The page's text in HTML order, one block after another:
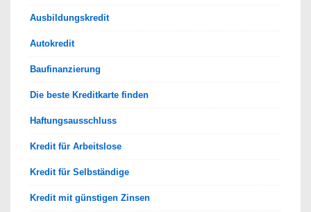
Ausbildungskredit
Autokredit
Baufinanzierung
Die beste Kreditkarte finden
Haftungsausschluss
Kredit für Arbeitslose
Kredit für Selbständige
Kredit mit günstigen Zinsen